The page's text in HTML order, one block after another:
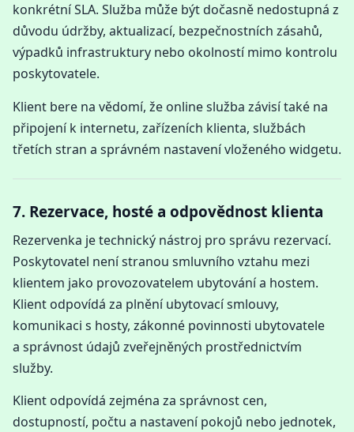
konkrétní SLA. Služba může být dočasně nedostupná z
důvodu údržby, aktualizací, bezpečnostních zásahů,
výpadků infrastruktury nebo okolností mimo kontrolu
poskytovatele.
Klient bere na vědomí, že online služba závisí také na
připojení k internetu, zařízeních klienta, službách
třetích stran a správném nastavení vloženého widgetu.
7. Rezervace, hosté a odpovědnost klienta
Rezervenka je technický nástroj pro správu rezervací.
Poskytovatel není stranou smluvního vztahu mezi
klientem jako provozovatelem ubytování a hostem.
Klient odpovídá za plnění ubytovací smlouvy,
komunikaci s hosty, zákonné povinnosti ubytovatele
a správnost údajů zveřejněných prostřednictvím
služby.
Klient odpovídá zejména za správnost cen,
dostupností, počtu a nastavení pokojů nebo jednotek,